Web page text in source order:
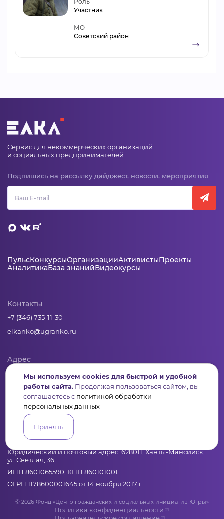
Участник
МО
Советский район
Сервис для некоммерческих организаций
и социальных предпринимателей
Подпишись на рассылку дайджест, новости, мероприятия
ПульсКонкурсыОрганизацииАктивистыПроекты
АналитикаБаза знанийВидеокурсы
Контакты
+7 (346) 735-11-30
elkanko@ugranko.ru
Адрес
628011, Россия, Ханты-Мансийский автономный округ – Югра,
г. Ханты-Мансийск, ул. Светлая 36
Юридическая информация
Региональный грантооператор Фонд «Центр гражданских и
социальных инициатив Югры»
Юридический и почтовый адрес: 628011, Ханты-Мансийск,
ул.Светлая, 36
ИНН 8601065590, КПП 860101001
ОГРН 1178600001645 от 14 ноября 2017 г.
© 2026 Фонд «Центр гражданских и социальных инициатив Югры»
Политика конфиденциальности
Мы используем cookies для быстрой и удобной
работы сайта. Продолжая пользоваться сайтом, вы
соглашаетесь с политикой обработки
персональных данных
Принять